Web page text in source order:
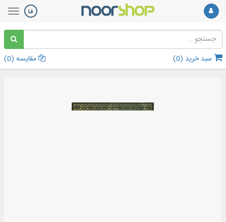
سبد خرید (0
) مقایسه (0
)